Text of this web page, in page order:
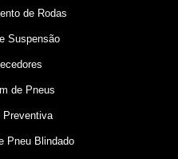
de Rodas
Suspensão
de Pneus
Preventiva
Pneu Blindado